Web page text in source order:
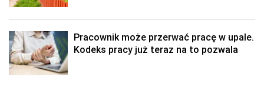
Pracownik może przerwać pracę w upale.
Kodeks pracy już teraz na to pozwala